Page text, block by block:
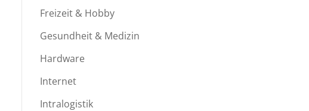
Freizeit & Hobby
Gesundheit & Medizin
Hardware
Internet
Intralogistik